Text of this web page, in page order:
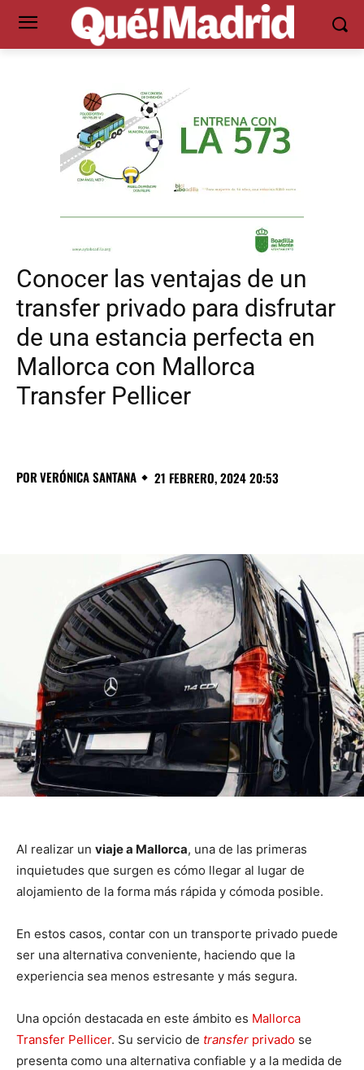
Conocer las ventajas de un
transfer privado para disfrutar
de una estancia perfecta en
Mallorca con Mallorca
Transfer Pellicer
PORVERÓNICA SANTANA 21 FEBRERO, 2024 20:53
Al realizar un viaje a Mallorca, una de las primeras
inquietudes que surgen es cómo llegar al lugar de
alojamiento de la forma más rápida y cómoda posible.
En estos casos, contar con un transporte privado puede
ser una alternativa conveniente, haciendo que la
experiencia sea menos estresante y más segura.
Una opción destacada en este ámbito es Mallorca
Transfer Pellicer. Su servicio de transfer privado se
presenta como una alternativa confiable y a la medida de